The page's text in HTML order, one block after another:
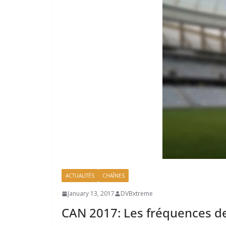
ACTUALITÉS CHAÎNES
January 13, 2017 DVBxtreme
CAN 2017: Les fréquences